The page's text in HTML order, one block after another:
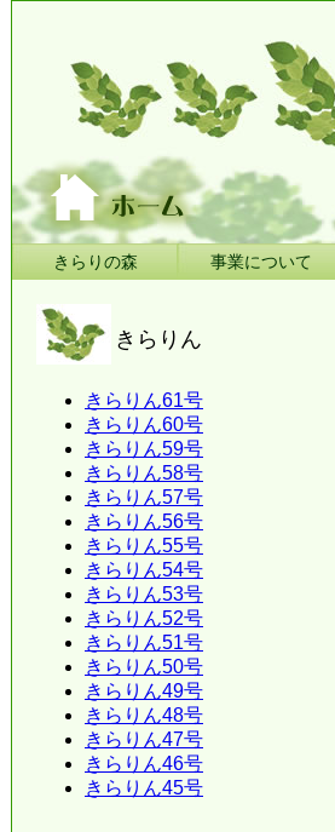
きらりの森 事業について
きらりん
きらりん61号
きらりん60号
きらりん59号
きらりん58号
きらりん57号
きらりん56号
きらりん55号
きらりん54号
きらりん53号
きらりん52号
きらりん51号
きらりん50号
きらりん49号
きらりん48号
きらりん47号
きらりん46号
きらりん45号